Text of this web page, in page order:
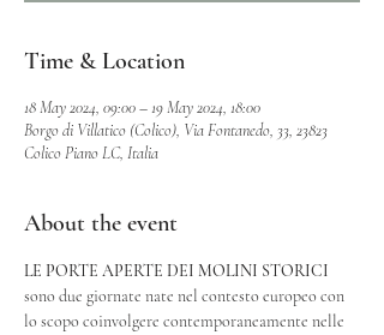
Time & Location
18 May 2024, 09:00 – 19 May 2024, 18:00
Borgo di Villatico (Colico), Via Fontanedo, 33, 23823
Colico Piano LC, Italia
About the event
LE PORTE APERTE DEI MOLINI STORICI
sono due giornate nate nel contesto europeo con
lo scopo coinvolgere contemporaneamente nelle